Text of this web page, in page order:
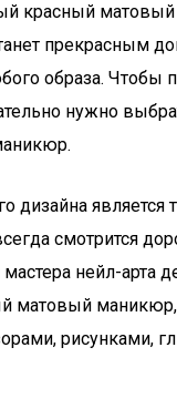
красный
прекрасным
образа. Чтобы
нужно
дизайна является
смотрится
нейл-арта
матовый
рисунками,